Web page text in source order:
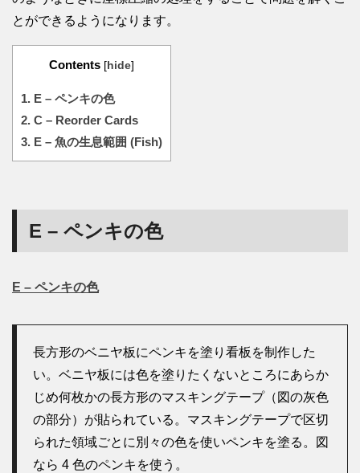
とができるようになります。
Contents [ hide]
1. E – ペンキの色
2. C – Reorder Cards
3. E – 魚の生息範囲 (Fish)
E – ペンキの色
E – ペンキの色
長方形のベニヤ板にペンキを塗り看板を制作した
い。ベニヤ板には色を塗りたくないところにあらか
じめ何枚かの長方形のマスキングテープ（図の灰色
の部分）が貼られている。マスキングテープで区切
られた領域ごとに別々の色を使いペンキを塗る。図
なら 4 色のペンキを使う。